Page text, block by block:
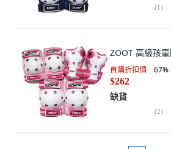
(1)
ZOOT 高級孩
首購折扣價 67%
$262
缺貨
(2)